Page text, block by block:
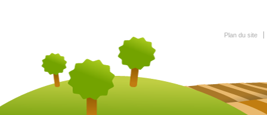
Plan du site